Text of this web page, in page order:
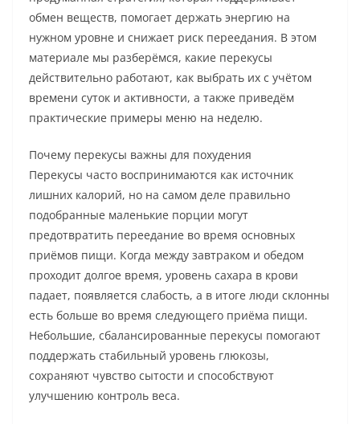
обмен веществ, помогает держать энергию на
нужном уровне и снижает риск переедания. В этом
материале мы разберёмся, какие перекусы
действительно работают, как выбрать их с учётом
времени суток и активности, а также приведём
практические примеры меню на неделю.
Почему перекусы важны для похудения
Перекусы часто воспринимаются как источник
лишних калорий, но на самом деле правильно
подобранные маленькие порции могут
предотвратить переедание во время основных
приёмов пищи. Когда между завтраком и обедом
проходит долгое время, уровень сахара в крови
падает, появляется слабость, а в итоге люди склонны
есть больше во время следующего приёма пищи.
Небольшие, сбалансированные перекусы помогают
поддержать стабильный уровень глюкозы,
сохраняют чувство сытости и способствуют
улучшению контроль веса.